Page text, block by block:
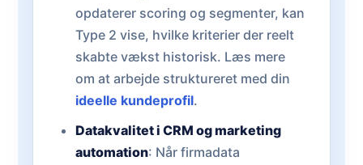
opdaterer scoring og segmenter, kan
Type 2 vise, hvilke kriterier der reelt
skabte vækst historisk. Læs mere
om at arbejde struktureret med din
ideelle kundeprofil.
Datakvalitet i CRM og marketing
automation: Når firmadata